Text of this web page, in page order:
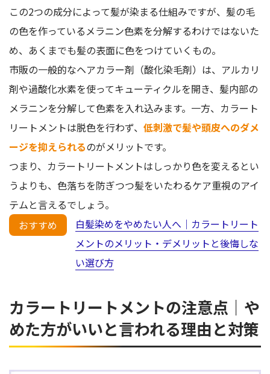
この2つの成分によって髪が染まる仕組みですが、髪の毛
の色を作っているメラニン色素を分解するわけではないた
め、あくまでも髪の表面に色をつけていくもの。
市販の一般的なヘアカラー剤（酸化染毛剤）は、アルカリ
剤や過酸化水素を使ってキューティクルを開き、髪内部の
メラニンを分解して色素を入れ込みます。一方、カラート
リートメントは脱色を行わず、 低刺激で髪や頭皮へのダメ
ージを抑えられるのがメリットです。
つまり、カラートリートメントはしっかり色を変えるとい
うよりも、色落ちを防ぎつつ髪をいたわるケア重視のアイ
テムと言えるでしょう。
おすすめ
白髪染めをやめたい人へ｜カラートリート
メントのメリット・デメリットと後悔しな
い選び方
カラートリートメントの注意点｜や
めた方がいいと言われる理由と対策